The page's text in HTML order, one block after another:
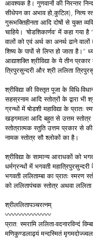
आवश्यक है। गुणवानों की निरन्तर
सीधेपन का अभाव हो,कुटिल), नित्य
गुरूभक्तिहीनता आदि दोषों से युक्त
चाहिये। ‘षोडशिकार्णव’ में कहा गया
वालों को एवं अर्थ का अनर्थ ढाने
शिष्य के पापों से लिप्त हो जाता
आद्याशक्ति श्रीविद्या के ये तीन
त्रिपुरसुन्दरी और श्री ललिता
श्रीविद्या की विस्तृत पूजा के विधि-
सहस्रनाम आदि स्तोत्रों के द्वारा भी
ग्रन्थों में षोडशी महाविद्या के
खड्गमाला आदि बहुत से उत्तम
स्तोत्रात्मक स्तुति उत्तम प्रकार से की
नामक स्तोत्र सौ श्लोकों का है।
श्रीविद्या के सामान्य आराधकों को
धर्मग्रन्थों में भगवती
भगवती ललिताम्बा का प्रातः स्मरण
को ललितापंचक स्तोत्र अथवा ललिता
श्रीललितापञ्चरत्नम्
〰〰〰〰〰〰〰
प्रात: स्मरामि ललिता-वदनारविन्दं
मणिकुण्डलाढ्यं मन्दस्मितं